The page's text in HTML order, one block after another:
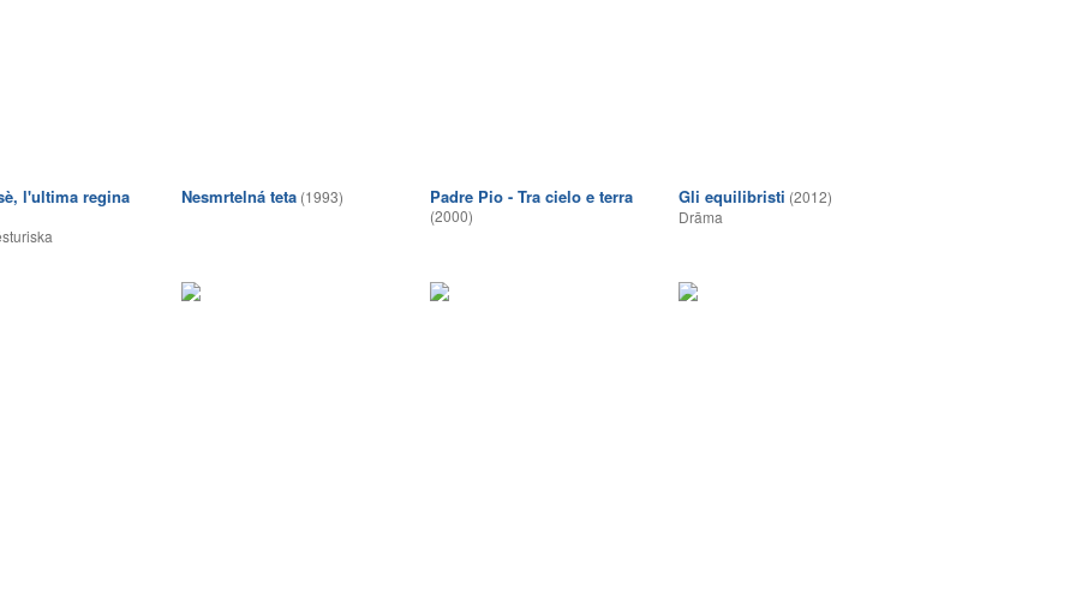
l'ultima regina Nesmrtelná teta (1993) Padre Pio - Tra cielo e terra
(2000)
Gli equilibristi (2012)
Drāma